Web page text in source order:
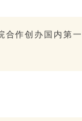
作创办国内第